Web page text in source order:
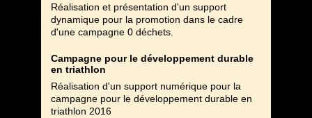
Réalisation et présentation d'un support
dynamique pour la promotion dans le cadre
d'une campagne 0 déchets.
Campagne pour le développement durable
en triathlon
Réalisation d'un support numérique pour la
campagne pour le développement durable en
triathlon 2016